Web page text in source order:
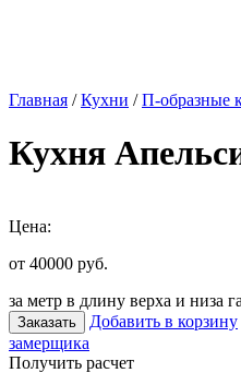
Главная /Кухни /П-образные
Кухня
Цена:
от 40000 руб.
за метр в длину верха и низа
Заказать Добавить в корзину
замерщика
Получить расчет